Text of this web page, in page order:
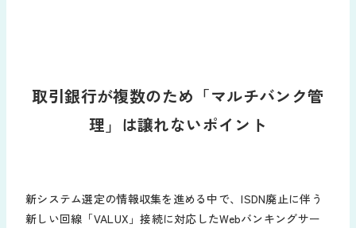
取引銀行が複数のため「マルチバンク管
理」は譲れないポイント
新システム選定の情報収集を進める中で、ISDN廃止に伴う
新しい回線「VALUX」接続に対応したWebバンキングサー